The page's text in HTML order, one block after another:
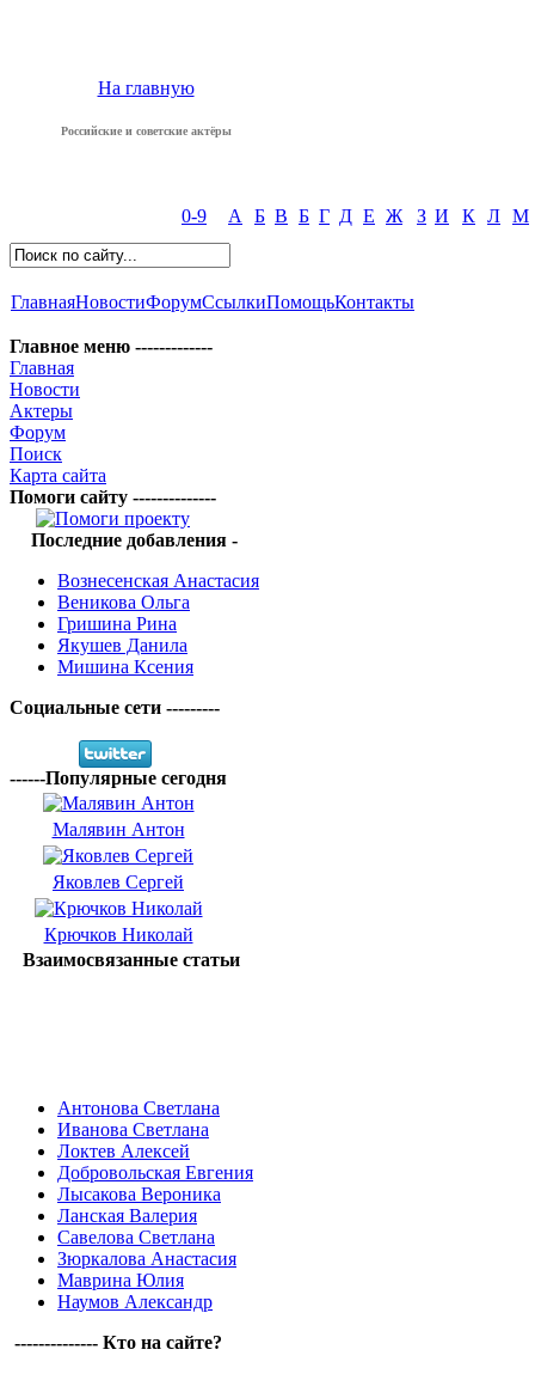
На главную
Российские и советские актёры
0-9 А Б В Б Г Д Е Ж З И К Л М
ГлавнаяНовостиФорумСсылкиПомощьКонтакты
Главное меню -------------
Главная
Новости
Актеры
Форум
Поиск
Карта сайта
Помоги сайту --------------
Последние добавления -
Вознесенская Анастасия
Веникова Ольга
Гришина Рина
Якушев Данила
Мишина Ксения
Социальные сети ---------
------Популярные сегодня
Малявин Антон
Яковлев Сергей
Крючков Николай
Взаимосвязанные статьи
Антонова Светлана
Иванова Светлана
Локтев Алексей
Добровольская Евгения
Лысакова Вероника
Ланская Валерия
Савелова Светлана
Зюркалова Анастасия
Маврина Юлия
Наумов Александр
-------------- Кто на сайте?